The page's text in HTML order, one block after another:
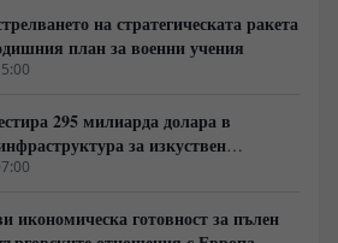
на стратегическата ракета
план за военни учения
295 милиарда долара в
за изкуствен
икономическа готовност за пълен